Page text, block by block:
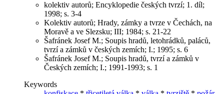
kolektiv autorů; Encyklopedie českých tvrzí; 1. díl;
1998; s. 3-4
Kolektiv autorů; Hrady, zámky a tvrze v Čechách, na
Moravě a ve Slezsku; III; 1984; s. 21-22
Šafránek Josef M.; Soupis hradů, letohrádků, paláců,
tvrzí a zámků v českých zemích; I.; 1995; s. 6
Šafránek Josef M.; Soupis hradů, tvrzí a zámků v
Českých zemích; I.; 1991-1993; s. 1
Keywords